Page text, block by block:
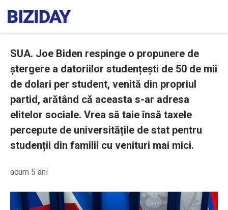
SUA. Joe Biden respinge o propunere de
ștergere a datoriilor studențești de 50 de mii
de dolari per student, venită din propriul
partid, arătând că aceasta s-ar adresa
elitelor sociale. Vrea să taie însă taxele
percepute de universitățile de stat pentru
studenții din familii cu venituri mai mici.
acum 5 ani